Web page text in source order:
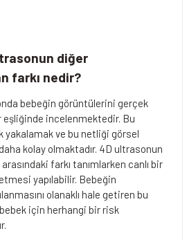
diğer
farkı nedir?
bebeğin görüntülerini gerçek
eşliğinde incelenmektedir. Bu
yakalamak ve bu netliği görsel
kolay olmaktadır. 4D ultrasonun
farkı tanımlarken canlı bir
yapılabilir. Bebeğin
olanaklı hale getiren bu
için herhangi bir risk